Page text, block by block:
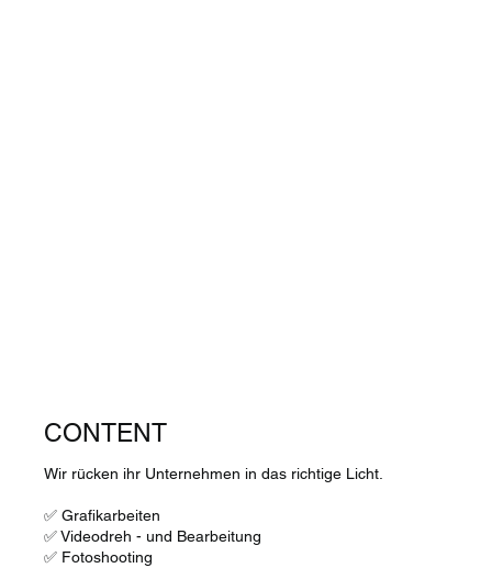
CONTENT
Wir rücken ihr Unternehmen in das richtige Licht.
✅ Grafikarbeiten
✅ Videodreh - und Bearbeitung
✅ Fotoshooting